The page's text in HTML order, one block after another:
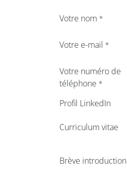
Votre nom *
Votre e-mail *
Votre numéro de
téléphone *
Profil LinkedIn
Curriculum vitae
Brève introduction